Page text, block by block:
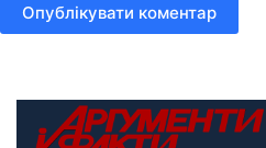
Опублікувати коментар